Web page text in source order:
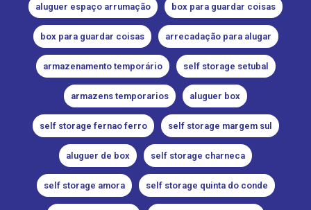
aluguer espaço arrumação box para guardar coisas
box para guardar coisas arrecadação para alugar
armazenamento temporário self storage setubal
armazens temporarios aluguer box
self storage fernao ferro self storage margem sul
aluguer de box self storage charneca
self storage amora self storage quinta do conde